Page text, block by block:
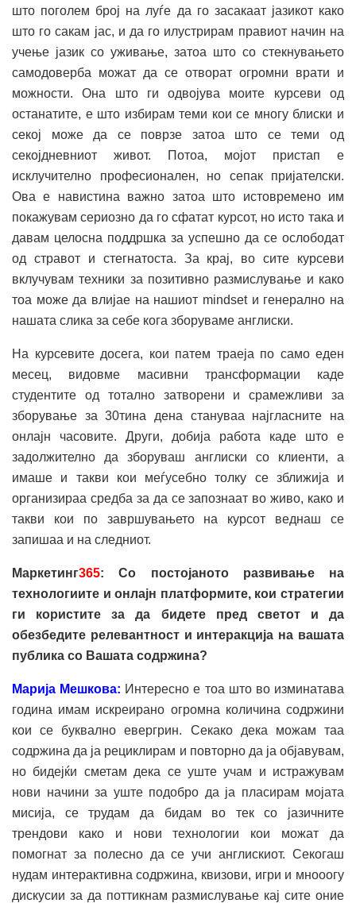
што поголем број на луѓе да го засакаат јазикот како
што го сакам јас, и да го илустрирам правиот начин на
учење јазик со уживање, затоа што со стекнувањето
самодоверба можат да се отворат огромни врати и
можности. Она што ги одвојува моите курсеви од
останатите, е што избирам теми кои се многу блиски и
секој може да се поврзе затоа што се теми од
секојдневниот живот. Потоа, мојот пристап е
исклучително професионален, но сепак пријателски.
Ова е навистина важно затоа што истовремено им
покажувам сериозно да го сфатат курсот, но исто така и
давам целосна поддршка за успешно да се ослободат
од стравот и стегнатоста. За крај, во сите курсеви
вклучувам техники за позитивно размислување и како
тоа може да влијае на нашиот mindset и генерално на
нашата слика за себе кога зборуваме англиски.
На курсевите досега, кои патем траеја по само еден
месец, видовме масивни трансформации каде
студентите од тотално затворени и срамежливи за
зборување за 30тина дена стануваа најгласните на
онлајн часовите. Други, добија работа каде што е
задолжително да зборуваш англиски со клиенти, а
имаше и такви кои меѓусебно толку се зближија и
организираа средба за да се запознаат во живо, како и
такви кои по завршувањето на курсот веднаш се
запишаа и на следниот.
Маркетинг365: Со постојаното развивање на
технологиите и онлајн платформите, кои стратегии
ги користите за да бидете пред светот и да
обезбедите релевантност и интеракција на вашата
публика со Вашата содржина?
Марија Мешкова: Интересно е тоа што во изминатава
година имам искреирано огромна количина содржини
кои се буквално евергрин. Секако дека можам таа
содржина да ја рециклирам и повторно да ја објавувам,
но бидејќи сметам дека се уште учам и истражувам
нови начини за уште подобро да ја пласирам мојата
мисија, се трудам да бидам во тек со јазичните
трендови како и нови технологии кои можат да
помогнат за полесно да се учи англискиот. Секогаш
нудам интерактивна содржина, квизови, игри и мнооогу
дискусии за да поттикнам размислување кај сите оние